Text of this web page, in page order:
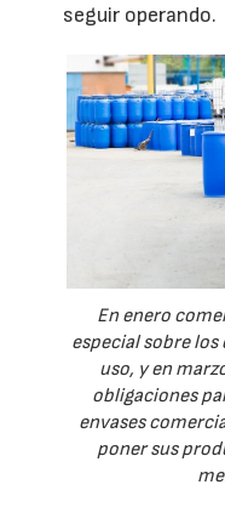
seguir operando.
En enero
especial sobre los
uso, y en
obligaciones
envases
poner sus